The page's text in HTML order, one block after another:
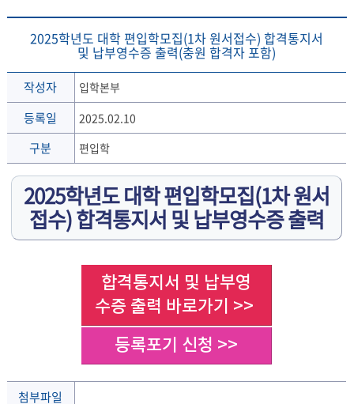
2025학년도 대학 편입학모집(1차 원서접수) 합격통지서
및 납부영수증 출력(충원 합격자 포함)
작성자 입학본부
등록일 2025.02.10
구분 편입학
2025학년도 대학 편입학모집(1차 원서
접수)합격통지서 및 납부영수증 출력
합격통지서 및 납부영
수증 출력 바로가기 >>
등록포기 신청 >>
첨부파일